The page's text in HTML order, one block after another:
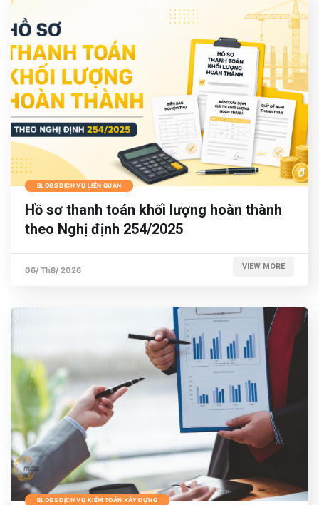
BLOGS DỊCH VỤ LIÊN QUAN
Hồ sơ thanh toán khối lượng hoàn thành
theo Nghị định 254/2025
06/ Th8/ 2026 VIEW MORE
BLOGS DỊCH VỤ KIỂM TOÁN XÂY DỰNG